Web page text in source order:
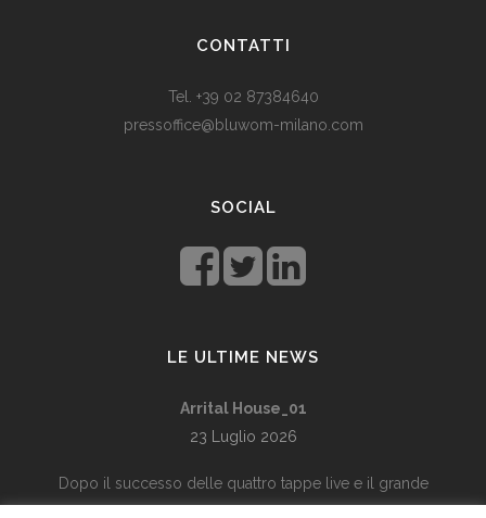
med dagens valutadevaluering må mange av oss ty til billige
stedet for dyre designerklokker.
CONTATTI
Tel. +39 02 87384640
pressoffice@bluwom-milano.com
Rolex replicasono un’ottima opzione che
SOCIAL
LE ULTIME NEWS
Arrital House_01
23 Luglio 2026
Dopo il successo delle quattro tappe live e il grande